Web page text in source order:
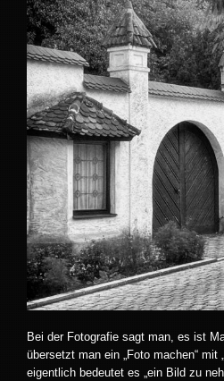
Bei der Fotografie sagt man, es ist
übersetzt man ein „Foto machen“ mit
eigentlich bedeutet es „ein Bild zu